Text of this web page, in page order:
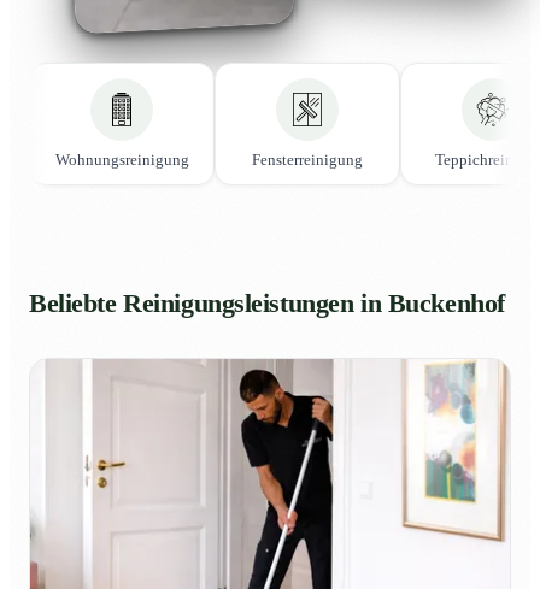
Wohnungsreinigung Fensterreinigung
Beliebte Reinigungsleistungen in Buckenhof